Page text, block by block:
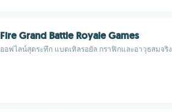
Fire Grand Battle Royale Games
ออฟไลน์สุดระทึก แบตเทิลรอยัล กราฟิกและอาวุธสมจริง